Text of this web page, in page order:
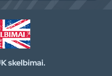
skelbimai.